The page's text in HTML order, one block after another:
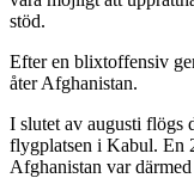
stöd.
Efter en blixtoffensiv
åter Afghanistan.
I slutet av augusti flögs
flygplatsen i Kabul. En
Afghanistan var